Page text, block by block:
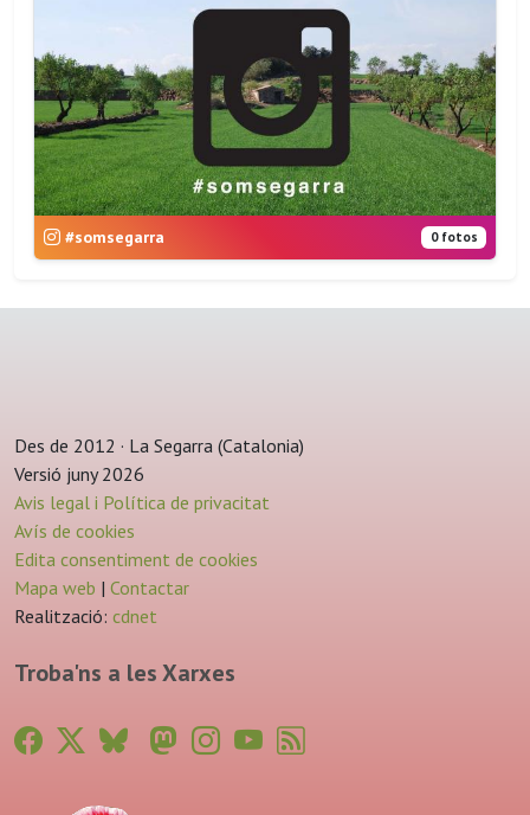
#somsegarra 0 fotos
Des de 2012 · La Segarra (Catalonia)
Versió juny 2026
Avis legal i Política de privacitat
Avís de cookies
Edita consentiment de cookies
Mapa web | Contactar
Realització: cdnet
Troba'ns a les Xarxes